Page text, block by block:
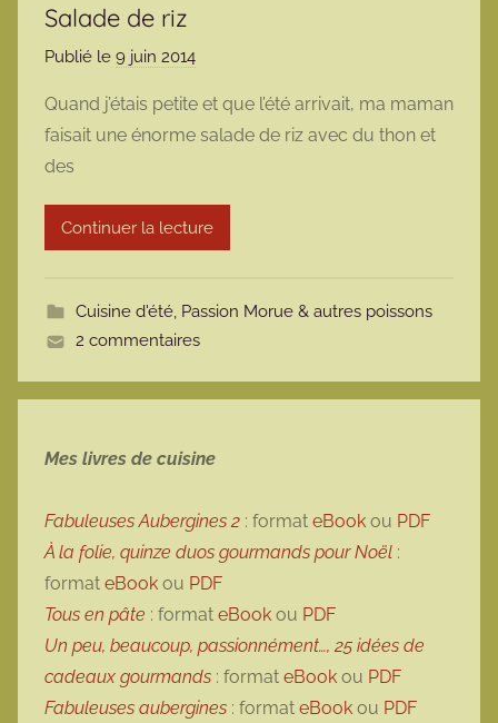
Salade de riz
Publié le 9 juin 2014
r
m
r
m
t
e
Quand j’étais petite et que l’été arrivait, ma maman
faisait une énorme salade de riz avec du thon et
des
Continuer la lecture
Cuisine d'été, Passion Morue & autres poissons
2 commentaires
Mes livres de cuisine
Fabuleuses Aubergines 2 : format eBook ou PDF
À la folie, quinze duos gourmands pour Noël :
format eBook ou PDF
Tous en pâte : format eBook ou PDF
Un peu, beaucoup, passionnément…, 25 idées de
cadeaux gourmands : format eBook ou PDF
Fabuleuses aubergines : format eBook ou PDF